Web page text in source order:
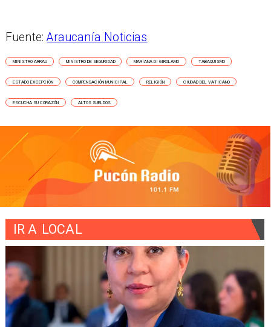
Fuente:Araucanía Noticias
MINISTRO ARRAU MINISTRO DE SEGURIDAD MARIANA DI GIROLAMO TABAQUISMO
ESTADO EXCEPCIÓN COMPENSACIÓN MUNICIPAL RELIGIÓN CIUDAD DEL VATICANO
ESCUCHA SU CORAZÓN ALTOS SUELDOS
IR A LOCAL